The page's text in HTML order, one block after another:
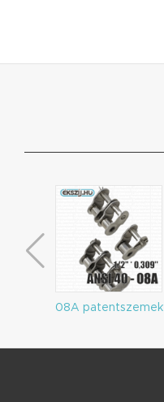
08A patentszemek